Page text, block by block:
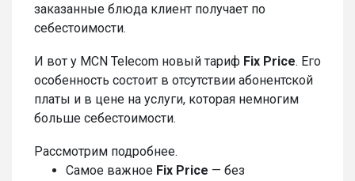
заказанные блюда клиент получает по
себестоимости.
И вот у MCN Telecom новый тариф Fix Price. Его
особенность состоит в отсутствии абонентской
платы и в цене на услуги, которая немногим
больше себестоимости.
Рассмотрим подробнее.
Самое важное Fix Price — без